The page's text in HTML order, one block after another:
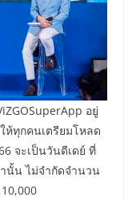
อยู่
ห้ทุกคนเตรียมโหลด
จะเป็นวันดีเดย์ ที่
านั้น ไม่จำกัดจำนวน